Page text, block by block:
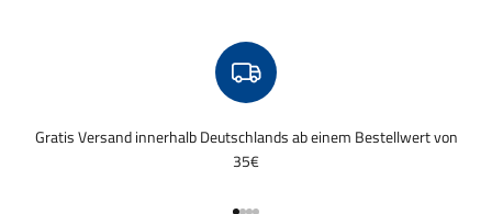
Gratis Versand innerhalb Deutschlands ab einem Bestellwert von
35€